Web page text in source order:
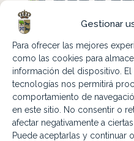
Gestionar
Para ofrecer las mejores
como las cookies para
información del dispositivo.
tecnologías nos permitirá
comportamiento de
en este sitio. No consentir o
afectar negativamente a
Puede aceptarlas y continuar
DATOS DE CONTACTO
Ayuntamiento de
Plaza Ayuntamiento,1
Tfno.: 925 866 002 Fax:
Urbanismo